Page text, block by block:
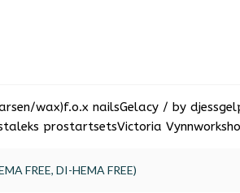
wax)f.o.x nailsGelacy / by djess
prostartsetsVictoria Vynn
FREE, DI-HEMA FREE)